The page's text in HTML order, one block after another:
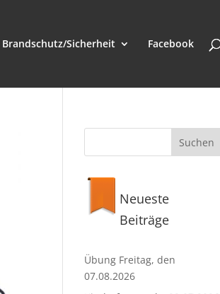
Brandschutz/Sicherheit Facebook
Neueste
Beiträge
Übung Freitag, den
07.08.2026